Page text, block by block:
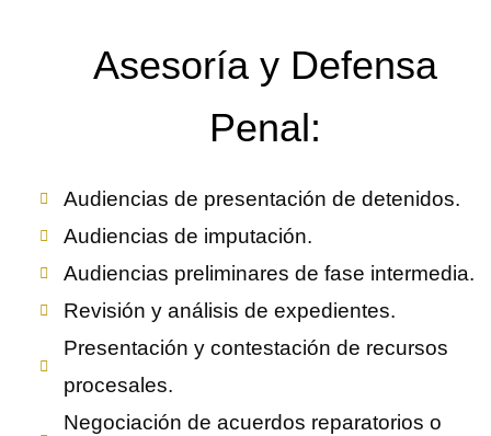
Asesoría y Defensa
Penal:
Audiencias de presentación de detenidos.
Audiencias de imputación.
Audiencias preliminares de fase intermedia.
Revisión y análisis de expedientes.
Presentación y contestación de recursos
procesales.
Negociación de acuerdos reparatorios o